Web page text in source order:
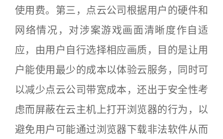
使用费。第三，点云公司根据用户的硬件和
网络情况，对涉案游戏画面清晰度作自适
应，由用户自行选择相应画质，目的是让用
户能使用最少的成本以体验云服务，同时可
以减少点云公司带宽成本，还出于安全性考
虑而屏蔽在云主机上打开浏览器的行为，以
避免用户可能通过浏览器下载非法软件从而